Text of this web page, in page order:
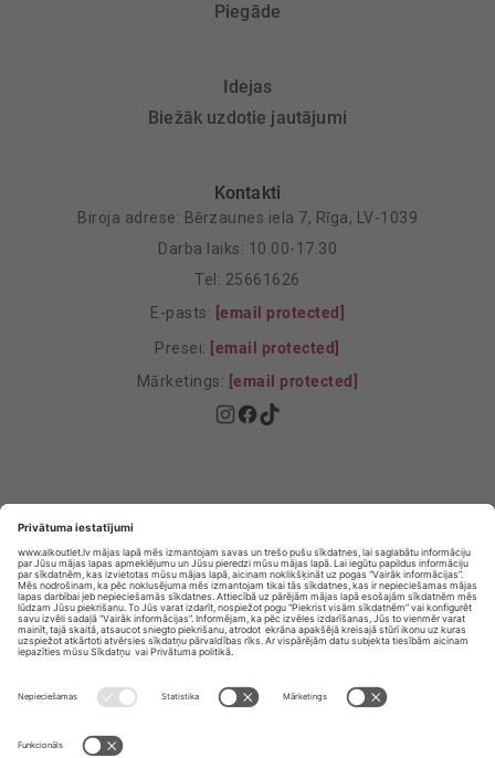
Piegāde
Idejas
Biežāk uzdotie jautājumi
Kontakti
Biroja adrese: Bērzaunes iela 7, Rīga, LV-1039
Darba laiks: 10.00-17.30
Tel: 25661626
E-pasts: [email protected]
Presei: [email protected]
Mārketings: [email protected]
Privātuma Iestatījumi
E-veikala lietošanas noteikumi